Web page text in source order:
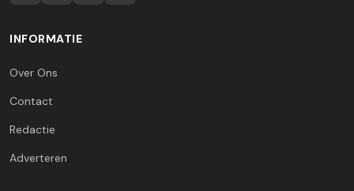
INFORMATIE
Over Ons
Contact
Redactie
Adverteren